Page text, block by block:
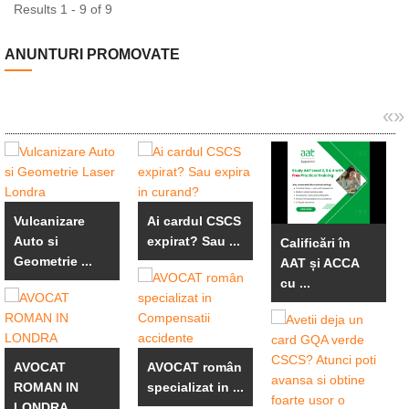
Results 1 - 9 of 9
ANUNTURI PROMOVATE
«»
Vulcanizare
Auto si
Geometrie ...
AVOCAT
ROMAN IN
Ai cardul CSCS
expirat? Sau ...
AVOCAT român
specializat in ...
Calificări în
AAT și ACCA
cu ...